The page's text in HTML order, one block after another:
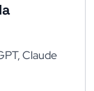
Claude